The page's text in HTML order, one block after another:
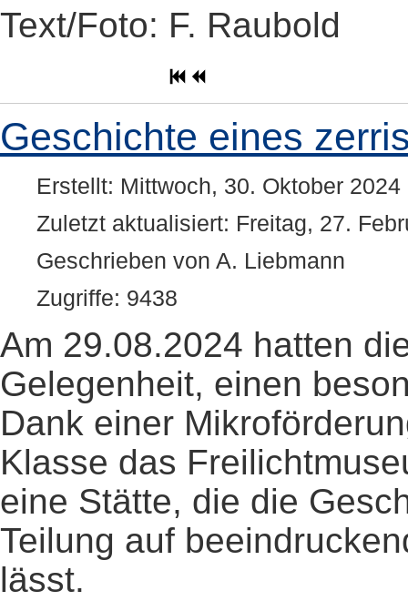
Text/Foto: F. Raubold
Geschichte eines
Erstellt: Mittwoch, 30. Oktober 2024
Zuletzt aktualisiert: Freitag, 27.
Geschrieben von A. Liebmann
Zugriffe: 9438
Am 29.08.2024 hatten
Gelegenheit, einen
Dank einer
Klasse das
eine Stätte, die die
Teilung auf
lässt.